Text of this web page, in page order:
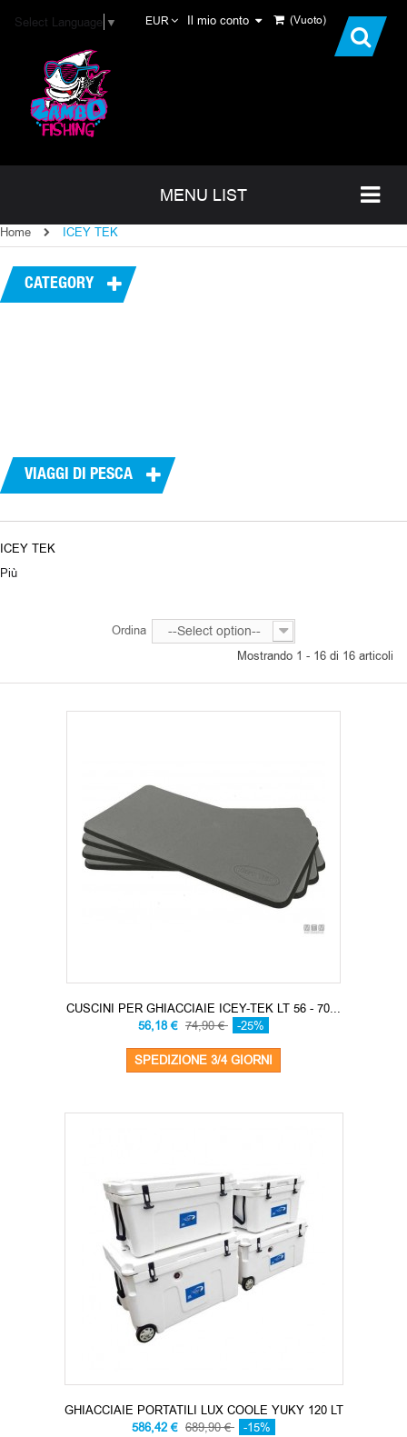
(Vuoto)
Il mio conto
EUR
Select Language ▼
MENU LIST
Home ICEY TEK
CATEGORY
VIAGGI DI PESCA
ICEY TEK
Più
Ordina --Select option--
Mostrando 1 - 16 di 16 articoli
CUSCINI PER GHIACCIAIE ICEY-TEK LT 56 - 70...
56,18 € 74,90 € -25%
SPEDIZIONE 3/4 GIORNI
GHIACCIAIE PORTATILI LUX COOLE YUKY 120 LT
586,42 € 689,90 € -15%